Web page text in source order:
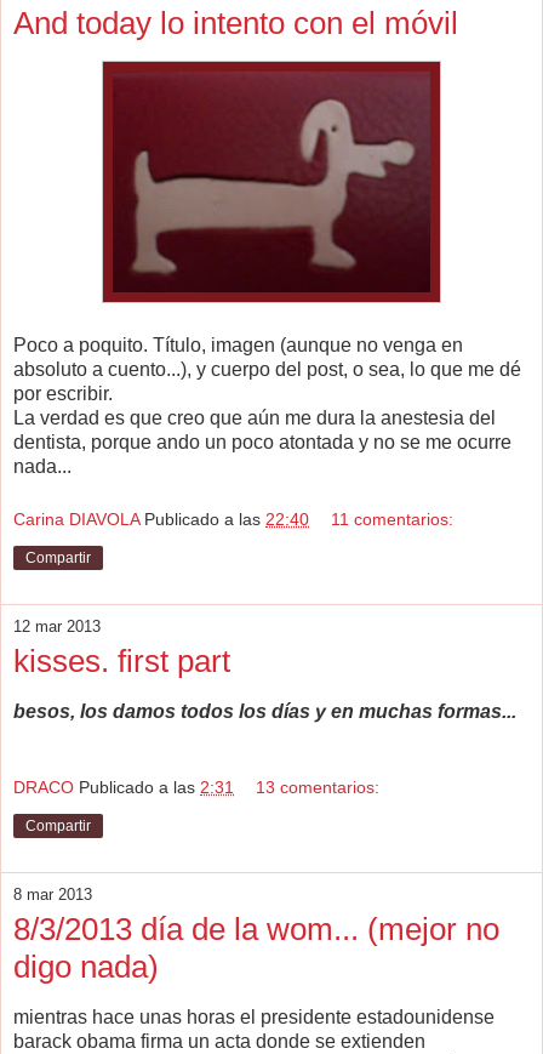
And today lo intento con el móvil
Poco a poquito. Título, imagen (aunque no venga en
absoluto a cuento...), y cuerpo del post, o sea, lo que me dé
por escribir.
La verdad es que creo que aún me dura la anestesia del
dentista, porque ando un poco atontada y no se me ocurre
nada...
Carina DIAVOLA Publicado a las 22:40 11 comentarios:
Compartir
12 mar 2013
kisses. first part
besos, los damos todos los días y en muchas formas...
DRACO Publicado a las 2:31 13 comentarios:
Compartir
8 mar 2013
8/3/2013 día de la wom... (mejor no
digo nada)
mientras hace unas horas el presidente estadounidense
barack obama firma un acta donde se extienden